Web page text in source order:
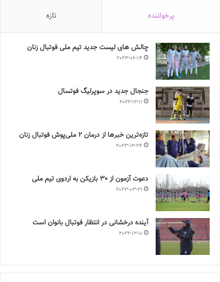
پرخواننده تازه
چالش هاى ليست جدید تيم ملى فوتبال زنان
2023-06-14
جنجال جدید در سوپرلیگ فوتسال
2022-12-11
تازه‌ترین خبرها از درمان ۲ ملی‌پوش فوتبال زنان
2023-12-24
دعوت آزمون از 30 بازیکن به اردوی تیم ملی
2023-03-21
آینده درخشانی در انتظار فوتبال بانوان است
2022-12-10